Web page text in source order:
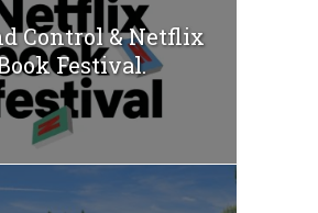
Control & Netflix
Festival.